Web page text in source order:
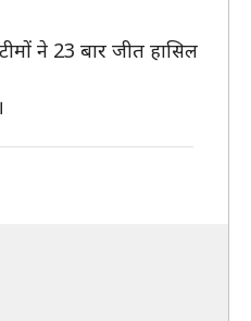
ने 23 बार जीत हासिल